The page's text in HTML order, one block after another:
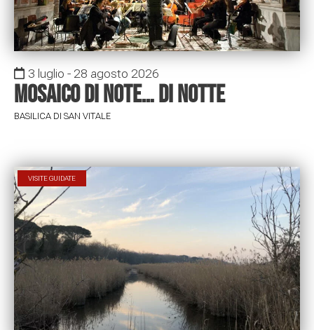
3 luglio - 28 agosto 2026
Mosaico di note… di notte
BASILICA DI SAN VITALE
VISITE GUIDATE